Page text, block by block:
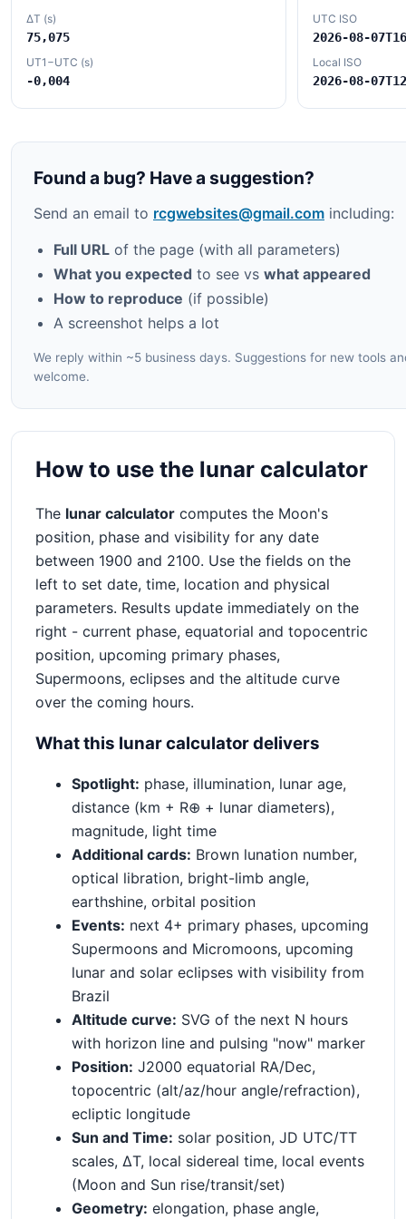
07:43
07/08
08:13
17,1 Dia
75,7 191,2 22,8 Dia
07/08
2026-08-
09:43
07T13:43:17Z
69,7 34,3 Dia
07/08
2026-08-
65,0 243,7 39,9
07/08
10:43
2026-08-
07T14:43:17Z
59,8 252,4
11:13
07T15:13:17Z
54,4 259,3 50,8 Dia
12:13
07T16:13:17Z
12:43
07T16:43:17Z
07/08
13:13
2026-08-
07T17:13:17Z
32,3 278,6 65,7
07/08
13:43
2026-08-
07T17:43:17Z
26,9 282,7 66,3 Dia
07/08
14:13
2026-08-
07T18:13:17Z
21,6 286,7
07/08
2026-08-
07T18:43:17Z
07/08
2026-08-
11,3 294,8 58,5
15:43
2026-08-
07T19:43:17Z
6,5 299,1 53,9
16:13
2026-08-
07T20:13:17Z
1,9 303,5 48,8
2026-08-
07T20:26:40Z
0,2 305,5
ΔT (s)
75,075
UT1−UTC (s)
-0,004
UTC ISO
2026-08-
Local ISO
2026-08-
Found a bug? Have a suggestion?
Send an email to rcgwebsites@gmail.com including:
Full URL of the page (with all parameters)
What you expected to see vs what appeared
How to reproduce (if possible)
A screenshot helps a lot
We reply within ~5 business days. Suggestions for new tools
welcome.
How to use the lunar calculator
The lunar calculator computes the Moon's
position, phase and visibility for any date
between 1900 and 2100. Use the fields on the
left to set date, time, location and physical
parameters. Results update immediately on the
right - current phase, equatorial and topocentric
position, upcoming primary phases,
Supermoons, eclipses and the altitude curve
over the coming hours.
What this lunar calculator delivers
Spotlight: phase, illumination, lunar age,
distance (km + R⊕ + lunar diameters),
magnitude, light time
Additional cards: Brown lunation number,
optical libration, bright-limb angle,
earthshine, orbital position
Events: next 4+ primary phases, upcoming
Supermoons and Micromoons, upcoming
lunar and solar eclipses with visibility from
Brazil
Altitude curve: SVG of the next N hours
with horizon line and pulsing "now" marker
Position: J2000 equatorial RA/Dec,
topocentric (alt/az/hour angle/refraction),
ecliptic longitude
Sun and Time: solar position, JD UTC/TT
scales, ΔT, local sidereal time, local events
(Moon and Sun rise/transit/set)
Geometry: elongation, phase angle,